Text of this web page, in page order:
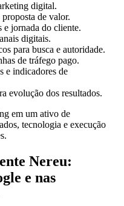
digital.
de valor.
e jornada do cliente.
digitais.
para busca e autoridade.
de tráfego pago.
e indicadores de
evolução dos resultados.
em um ativo de
tecnologia e execução
Nereu:
e nas